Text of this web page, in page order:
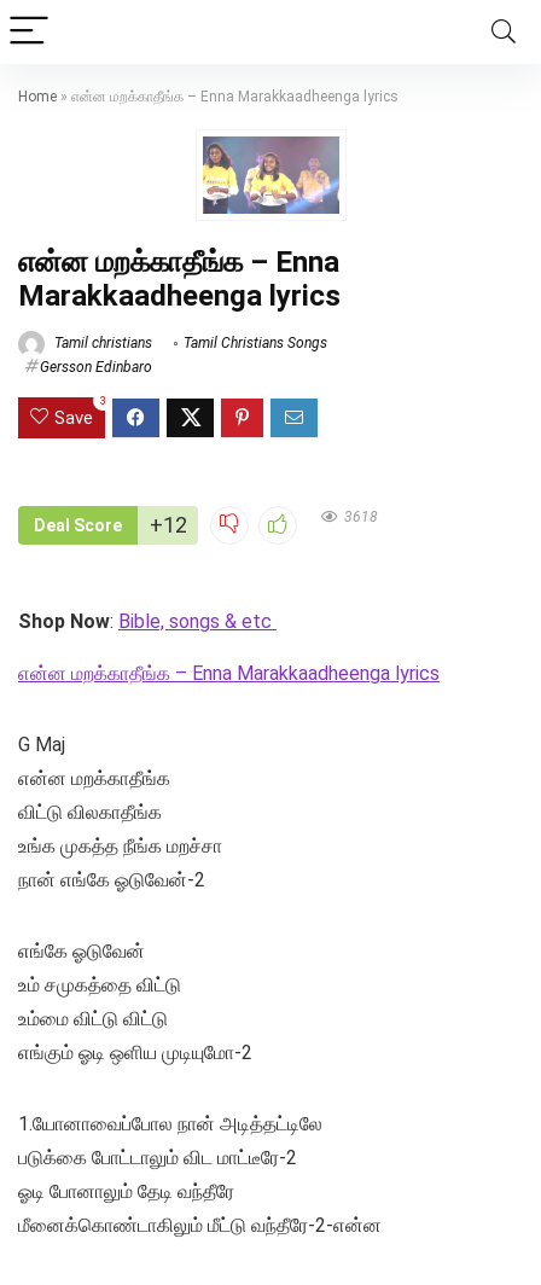
Home » என்ன மறக்காதீங்க – Enna Marakkaadheenga lyrics
என்ன மறக்காதீங்க – Enna
Marakkaadheenga lyrics
Tamil christians
Tamil Christians Songs
Gersson Edinbaro
Save
3
Deal Score +12 3618
Shop Now: Bible, songs & etc
என்ன மறக்காதீங்க – Enna Marakkaadheenga lyrics
G Maj
என்ன மறக்காதீங்க
விட்டு விலகாதீங்க
உங்க முகத்த நீங்க மறச்சா
நான் எங்கே ஓடுவேன்-2
எங்கே ஓடுவேன்
உம் சமுகத்தை விட்டு
உம்மை விட்டு விட்டு
எங்கும் ஓடி ஒளிய முடியுமோ-2
1.யோனாவைப்போல நான் அடித்தட்டிலே
படுக்கை போட்டாலும் விட மாட்டீரே-2
ஓடி போனாலும் தேடி வந்தீரே
மீனைக்கொண்டாகிலும் மீட்டு வந்தீரே-2-என்ன